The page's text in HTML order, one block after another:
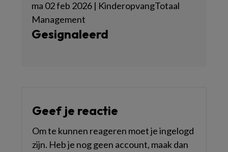
ma 02 feb 2026 | KinderopvangTotaal
Management
Gesignaleerd
Geef je reactie
Om te kunnen reageren moet je ingelogd
zijn. Heb je nog geen account, maak dan